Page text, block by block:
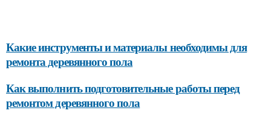
Какие инструменты и материалы необходимы для
ремонта деревянного пола
Как выполнить подготовительные работы перед
ремонтом деревянного пола